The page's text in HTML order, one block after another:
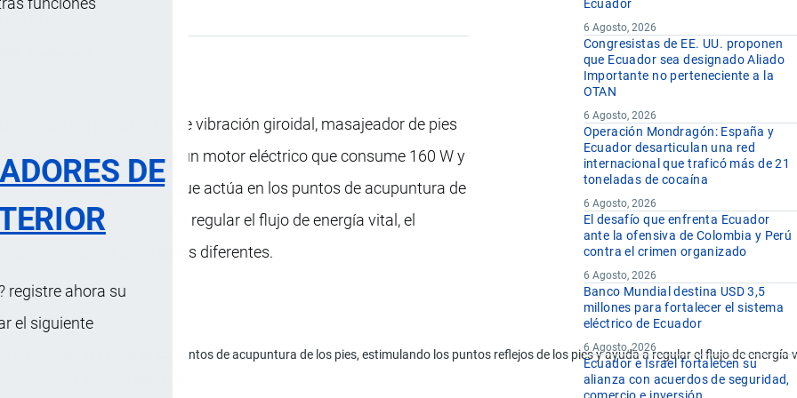
DE
registre ahora su
el siguiente
de una plataforma de vibración giroidal, masajeador de pies
está provisto de un motor eléctrico que consume 160 W y
un diseño ergonómico que actúa en los puntos de acupuntura de
de los pies y ayuda a regular el flujo de energía vital, el
terapias, con 3 programas diferentes.
ergonómico que actúa en los puntos de acupuntura de los pies, estimulando los puntos reflejos de los pies y ayuda a regular el flujo de
Ecuador
6 Agosto, 2026
Congresistas de EE. UU. proponen
que Ecuador sea designado Aliado
Importante no perteneciente a la
OTAN
6 Agosto, 2026
Operación Mondragón: España y
Ecuador desarticulan una red
internacional que traficó más de 21
toneladas de cocaína
6 Agosto, 2026
El desafío que enfrenta Ecuador
ante la ofensiva de Colombia y Perú
contra el crimen organizado
6 Agosto, 2026
Banco Mundial destina USD 3,5
millones para fortalecer el sistema
eléctrico de Ecuador
6 Agosto, 2026
Ecuador e Israel fortalecen su
alianza con acuerdos de seguridad,